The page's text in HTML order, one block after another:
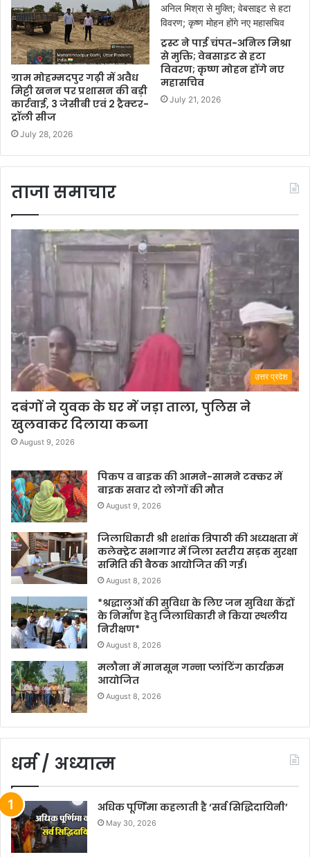
ग्राम मोहम्मदपुर गढ़ी में अवैध
मिट्टी खनन पर प्रशासन की बड़ी
कार्रवाई, 3 जेसीबी एवं 2 ट्रैक्टर-
ट्रॉली सीज
July 28, 2026
ट्रस्ट ने पाई चंपत-अनिल मिश्रा
से मुक्ति; वेबसाइट से हटा
विवरण; कृष्ण मोहन होंगे नए
महासचिव
July 21, 2026
ताजा समाचार
उत्तर प्रदेश
दबंगों ने युवक के घर में जड़ा ताला, पुलिस ने
खुलवाकर दिलाया कब्जा
August 9, 2026
पिकप व बाइक की आमने-सामने टक्कर में
बाइक सवार दो लोगों की मौत
August 9, 2026
जिलाधिकारी श्री शशांक त्रिपाठी की अध्यक्षता में
कलेक्ट्रेट सभागार में जिला स्तरीय सड़क सुरक्षा
समिति की बैठक आयोजित की गई।
August 8, 2026
*श्रद्धालुओं की सुविधा के लिए जन सुविधा केंद्रों
के निर्माण हेतु जिलाधिकारी ने किया स्थलीय
निरीक्षण*
August 8, 2026
मलौना में मानसून गन्ना प्लांटिंग कार्यक्रम
आयोजित
August 8, 2026
धर्म / अध्यात्म
अधिक पूर्णिमा कहलाती है ‘सर्व सिद्धिदायिनी’
May 30, 2026